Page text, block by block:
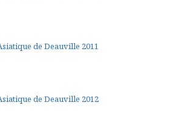
de Deauville 2011
de Deauville 2012